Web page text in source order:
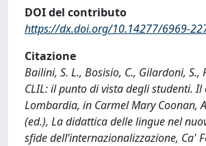
DOI del contributo
https://dx.doi.org/10.14277/6969-
Citazione
Bailini, S. L., Bosisio, C., Gilardoni, S.,
CLIL: il punto di vista degli studenti. Il
Lombardia, in Carmel Mary Coonan,
(ed.), La didattica delle lingue nel
sfide dell’internazionalizzazione, Ca'